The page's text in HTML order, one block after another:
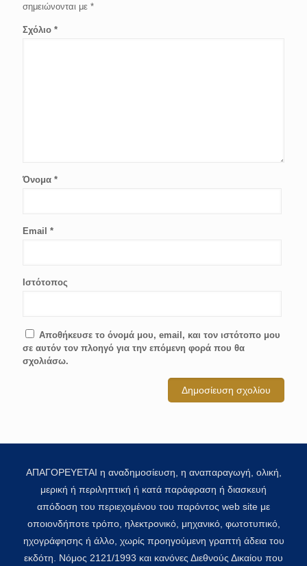
σημειώνονται με *
Σχόλιο *
Όνομα *
Email *
Ιστότοπος
Αποθήκευσε το όνομά μου, email, και τον ιστότοπο μου
σε αυτόν τον πλοηγό για την επόμενη φορά που θα
σχολιάσω.
ΑΠΑΓΟΡΕΥΕΤΑΙ η αναδημοσίευση, η αναπαραγωγή, ολική,
μερική ή περιληπτική ή κατά παράφραση ή διασκευή
απόδοση του περιεχομένου του παρόντος web site με
οποιονδήποτε τρόπο, ηλεκτρονικό, μηχανικό, φωτοτυπικό,
ηχογράφησης ή άλλο, χωρίς προηγούμενη γραπτή άδεια του
εκδότη. Νόμος 2121/1993 και κανόνες Διεθνούς Δικαίου που